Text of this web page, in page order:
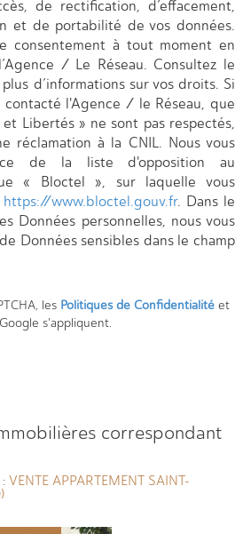
de rectification, d’effacement,
et de portabilité de vos données.
consentement à tout moment en
/ Le Réseau. Consultez le
d’informations sur vos droits. Si
contacté l'Agence / le Réseau, que
Libertés » ne sont pas respectés,
réclamation à la CNIL. Nous vous
de la liste d'opposition au
« Bloctel », sur laquelle vous
https://www.bloctel.gouv.fr. Dans le
Données personnelles, nous vous
Données sensibles dans le champ
les Politiques de Confidentialité et
s'appliquent.
VENTE APPARTEMENT SAINT-